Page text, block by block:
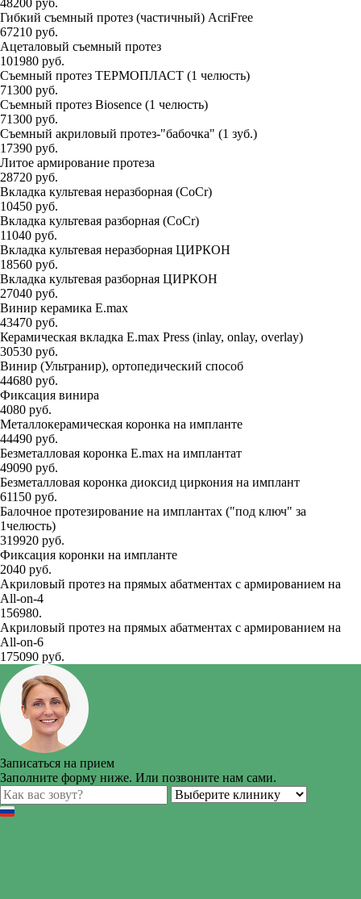
Гибкий съемный протез (частичный) AcriFree
67210 руб.
Ацеталовый съемный протез
101980 руб.
Съемный протез ТЕРМОПЛАСТ (1 челюсть)
71300 руб.
Съемный протез Biosence (1 челюсть)
71300 руб.
Съемный акриловый протез-"бабочка" (1 зуб.)
17390 руб.
Литое армирование протеза
28720 руб.
Вкладка культевая неразборная (СоCr)
10450 руб.
Вкладка культевая разборная (СоCr)
11040 руб.
Вкладка культевая неразборная ЦИРКОН
18560 руб.
Вкладка культевая разборная ЦИРКОН
27040 руб.
Винир керамика E.max
43470 руб.
Керамическая вкладка E.max Press (inlay, onlay, overlay)
30530 руб.
Винир (Ультранир), ортопедический способ
44680 руб.
Фиксация винира
4080 руб.
Металлокерамическая коронка на импланте
44490 руб.
Безметалловая коронка E.max на имплантат
49090 руб.
Безметалловая коронка диоксид циркония на имплант
61150 руб.
Балочное протезирование на имплантах ("под ключ" за
1челюсть)
319920 руб.
Фиксация коронки на импланте
2040 руб.
Акриловый протез на прямых абатментах с армированием на
All-on-4
156980.
Акриловый протез на прямых абатментах с армированием на
All-on-6
175090 руб.
Записаться на прием
Заполните форму ниже. Или позвоните нам сами.